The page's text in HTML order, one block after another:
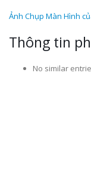
Ảnh Chụp Màn Hình
Thông tin
No similar